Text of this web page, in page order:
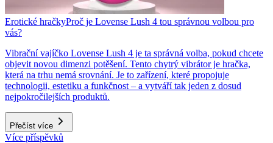
Erotické hračkyProč je Lovense Lush 4 tou správnou volbou pro
vás?
Vibrační vajíčko Lovense Lush 4 je ta správná volba, pokud chcete
objevit novou dimenzi potěšení. Tento chytrý vibrátor je hračka,
která na trhu nemá srovnání. Je to zařízení, které propojuje
technologii, estetiku a funkčnost – a vytváří tak jeden z dosud
nejpokročilejších produktů.
Přečíst více
Více příspěvků